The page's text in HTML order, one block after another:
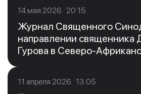
14 мая 2026 20:15
Журнал Священного
направлении священника
Гурова в Северо-
11 апреля 2026 13:05